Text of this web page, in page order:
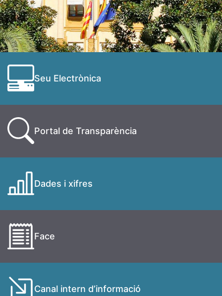
Seu Electrònica
Portal de Transparència
Dades i xifres
Face
Canal intern d’informació